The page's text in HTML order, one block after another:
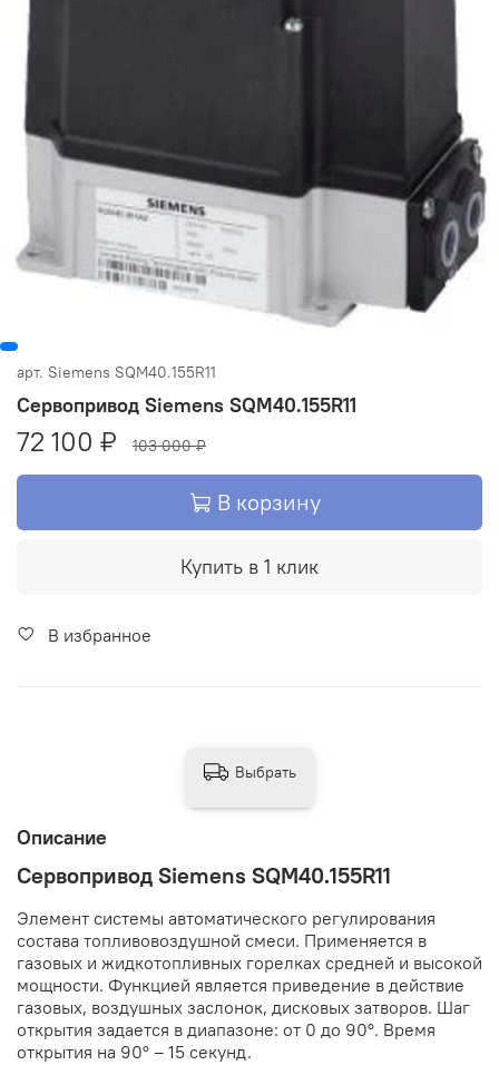
арт. Siemens SQM40.155R11
Сервопривод Siemens SQM40.155R11
72 100 ₽ 103 000 ₽
В корзину
Купить в 1 клик
В избранное
Описание
Сервопривод Siemens SQM40.155R11
Элемент системы автоматического регулирования
состава топливовоздушной смеси. Применяется в
газовых и жидкотопливных горелках средней и высокой
мощности. Функцией является приведение в действие
газовых, воздушных заслонок, дисковых затворов. Шаг
открытия задается в диапазоне: от 0 до 90°. Время
открытия на 90° – 15 секунд.
Выбрать